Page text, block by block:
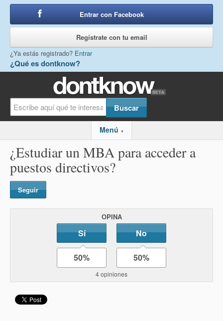
¿Qué es dontknow?
Entrar con Facebook
Regístrate con tu email
¿Ya estás registrado? Entrar
Menú ▼
¿Estudiar un MBA para acceder a
puestos directivos?
Seguir
OPINA
Sí No
50% 50%
4 opiniones